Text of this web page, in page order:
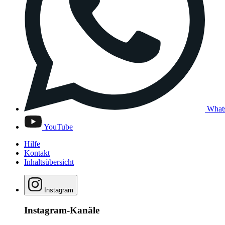
YouTube
Hilfe
Kontakt
Inhaltsübersicht
Instagram
Instagram-Kanäle